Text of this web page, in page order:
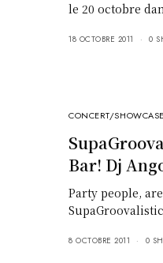
le 20 octobre
18 OCTOBRE 2011 0
CONCERT/SHOWCASE
Bar! Dj
Party people,
8 OCTOBRE 2011 0